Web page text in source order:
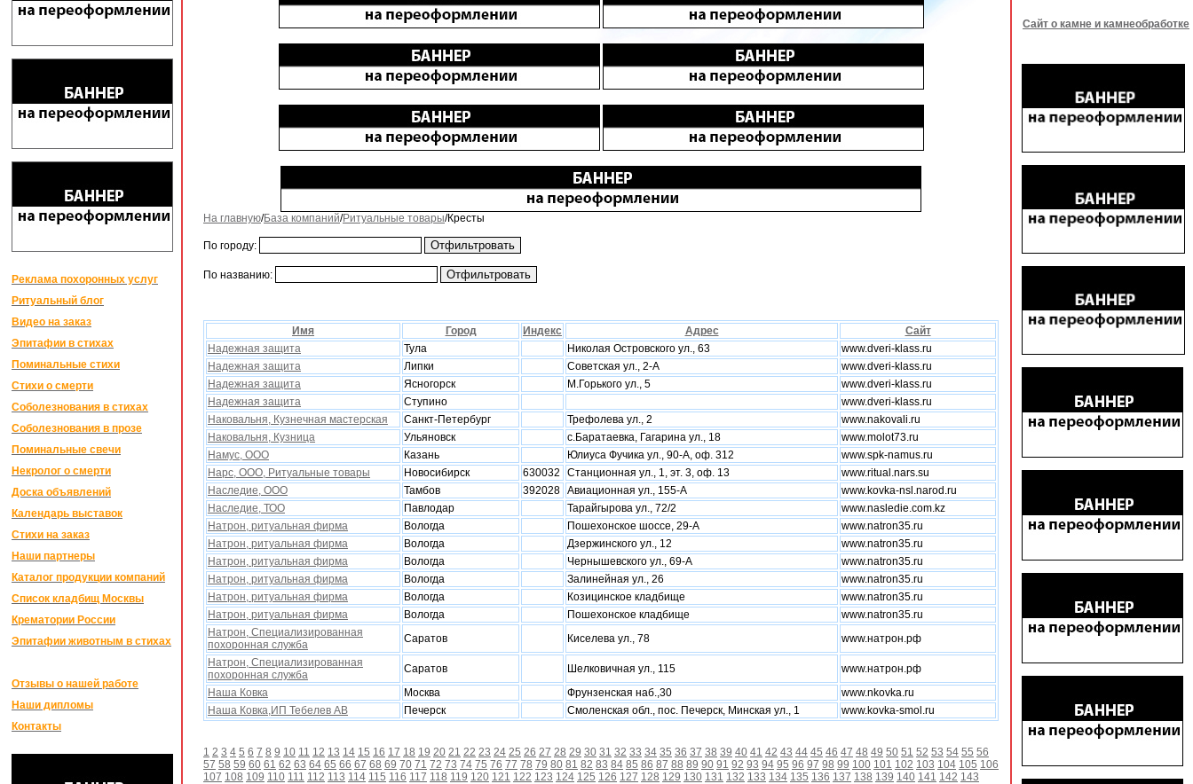
Реклама похоронных услуг
Ритуальный блог
Видео на заказ
Эпитафии в стихах
Поминальные стихи
Стихи о смерти
Соболезнования в стихах
Соболезнования в прозе
Поминальные свечи
Некролог о смерти
Доска объявлений
Календарь выставок
Стихи на заказ
Наши партнеры
Каталог продукции компаний
Список кладбищ Москвы
Крематории России
Эпитафии животным в стихах
Отзывы о нашей работе
Наши дипломы
Контакты
На главную/База компаний/Ритуальные товары/Кресты
По городу:
По названию:
Имя Город Индекс Адрес
Сайт
Надежная защита
Тула Николая Островского ул., 63
www.dveri-klass.ru
Надежная защита
Липки Советская ул., 2-А
www.dveri-klass.ru
Надежная защита
Ясногорск М.Горького ул., 5
www.dveri-klass.ru
Надежная защита
Ступино
www.dveri-klass.ru
Наковальня, Кузнечная мастерская
Санкт-Петербург Трефолева ул., 2
www.nakovali.ru
Наковальня, Кузница
Ульяновск с.Баратаевка, Гагарина ул., 18
www.molot73.ru
Намус, ООО
Казань Юлиуса Фучика ул., 90-А, оф. 312
www.spk-namus.ru
Нарс, ООО, Ритуальные товары
Новосибирск 630032 Станционная ул., 1, эт. 3, оф. 13
www.ritual.nars.su
Наследие, ООО
Тамбов 392028 Авиационная ул., 155-А
www.kovka-nsl.narod.ru
Наследие, ТОО
Павлодар Тарайгырова ул., 72/2
www.nasledie.com.kz
Натрон, ритуальная фирма
Вологда Пошехонское шоссе, 29-А
www.natron35.ru
Натрон, ритуальная фирма
Вологда Дзержинского ул., 12
www.natron35.ru
Натрон, ритуальная фирма
Вологда Чернышевского ул., 69-А
www.natron35.ru
Натрон, ритуальная фирма
Вологда Залинейная ул., 26
www.natron35.ru
Натрон, ритуальная фирма
Вологда Козицинское кладбище
www.natron35.ru
Натрон, ритуальная фирма
Вологда Пошехонское кладбище
www.natron35.ru
Натрон, Специализированная
поxоронная служба
Саратов Киселева ул., 78
www.натрон.рф
Натрон, Специализированная
поxоронная служба
Саратов Шелковичная ул., 115
www.натрон.рф
Наша Ковка
Москва Фрунзенская наб.,30
www.nkovka.ru
Наша Ковка,ИП Тебелев АВ
Печерск Смоленская обл., пос. Печерск, Минская ул., 1 www.kovka-smol.ru
1 2 3 4 5 6 7 8 9 10 11 12 13 14 15 16 17 18 19 20 21 22 23 24 25 26 27 28 29 30 31 32 33 34 35 36 37 38 39 40 41 42 43 44 45 46 47 48 49 50 51 52 53 54 55 56
57 58 59 60 61 62 63 64 65 66 67 68 69 70 71 72 73 74 75 76 77 78 79 80 81 82 83 84 85 86 87 88 89 90 91 92 93 94 95 96 97 98 99 100 101 102 103 104 105 106
107 108 109 110 111 112 113 114 115 116 117 118 119 120 121 122 123 124 125 126 127 128 129 130 131 132 133 134 135 136 137 138 139 140 141 142 143
Сайт о камне и камнеобработке